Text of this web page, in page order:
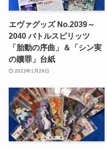
エヴァグッズ No.2039～
2040 バトルスピリッツ
「胎動の序曲」＆「シン実
の贖罪」台紙
2023年1月29日